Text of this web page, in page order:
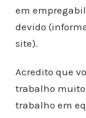
em
devido
site).
Acredito que
trabalho muito
trabalho em